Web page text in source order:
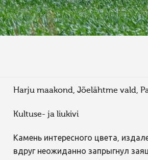
Harju maakond, Jõelähtme vald,
Kultuse- ja liukivi
Камень интересного цвета,
вдруг неожиданно запрыгнул